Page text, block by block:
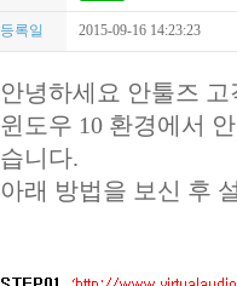
등록일 2015-09-16 14:23:23
안녕하세요 안툴즈
윈도우 10 환경에서
습니다.
아래 방법을 보신 후